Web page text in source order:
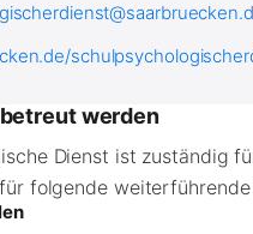
werden
Dienst ist zuständig
folgende weiterführende